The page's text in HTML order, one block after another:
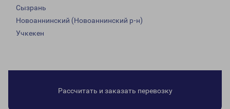
Сызрань
Новоаннинский (Новоаннинский р-н)
Учкекен
Рассчитать и заказать перевозку